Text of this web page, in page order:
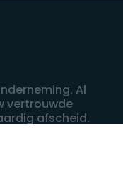
Al
vertrouwde
afscheid.